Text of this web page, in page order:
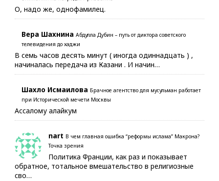
О, надо же, однофамилец.
Вера Шахнина Абдулла Дубин – путь от диктора советского
телевидения до хаджи
В семь часов десять минут ( иногда одиннадцать ) ,
начиналась передача из Казани . И начин…
Шахло Исмаилова Брачное агентство для мусульман работает
при Исторической мечети Москвы
Ассалому алайкум
nart В чем главная ошибка “реформы ислама” Макрона?
Точка зрения
Политика Франции, как раз и показывает
обратное, тотальное вмешательство в религиозные
сво…